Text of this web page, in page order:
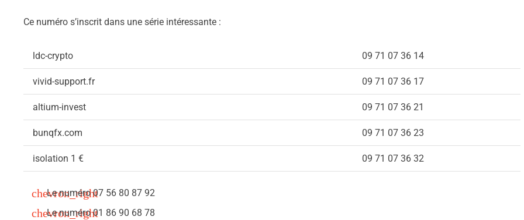
Ce numéro s’inscrit dans une série intéressante :
ldc-crypto 09 71 07 36 14
vivid-support.fr 09 71 07 36 17
altium-invest 09 71 07 36 21
bunqfx.com 09 71 07 36 23
isolation 1 € 09 71 07 36 32
Le numéro 07 56 80 87 92
Le numéro 01 86 90 68 78